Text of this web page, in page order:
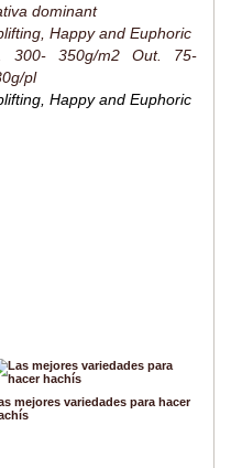
dominant
Happy and Euphoric
300- 350g/m2 Out. 75-
pl
Happy and Euphoric
mejores variedades para hacer